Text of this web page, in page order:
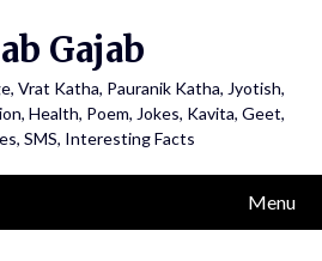
Gajab
Vrat Katha, Pauranik Katha, Jyotish,
Health, Poem, Jokes, Kavita, Geet,
SMS, Interesting Facts
Menu